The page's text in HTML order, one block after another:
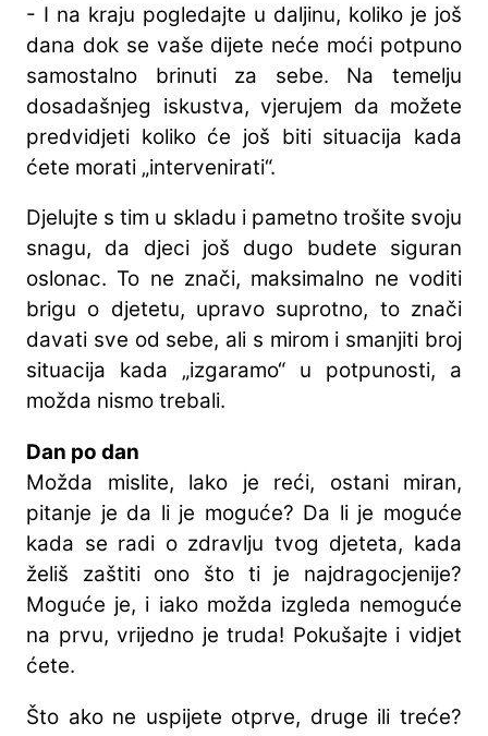
- I na kraju pogledajte u daljinu, koliko je još
dana dok se vaše dijete neće moći potpuno
samostalno brinuti za sebe. Na temelju
dosadašnjeg iskustva, vjerujem da možete
predvidjeti koliko će još biti situacija kada
ćete morati „intervenirati“.
Djelujte s tim u skladu i pametno trošite svoju
snagu, da djeci još dugo budete siguran
oslonac. To ne znači, maksimalno ne voditi
brigu o djetetu, upravo suprotno, to znači
davati sve od sebe, ali s mirom i smanjiti broj
situacija kada „izgaramo“ u potpunosti, a
možda nismo trebali.
Dan po dan
Možda mislite, lako je reći, ostani miran,
pitanje je da li je moguće? Da li je moguće
kada se radi o zdravlju tvog djeteta, kada
želiš zaštiti ono što ti je najdragocjenije?
Moguće je, i iako možda izgleda nemoguće
na prvu, vrijedno je truda! Pokušajte i vidjet
ćete.
Što ako ne uspijete otprve, druge ili treće?